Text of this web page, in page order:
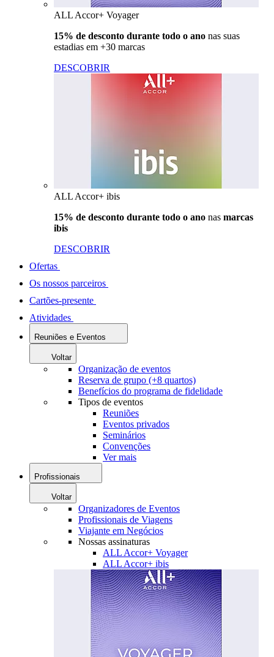
ALL Accor+ Voyager
15% de desconto durante todo o ano nas suas
estadias em +30 marcas
DESCOBRIR
ALL Accor+ ibis
15% de desconto durante todo o ano nas marcas
ibis
DESCOBRIR
Ofertas
Os nossos parceiros
Cartões-presente
Atividades
Reuniões e Eventos
Voltar
Organização de eventos
Reserva de grupo (+8 quartos)
Benefícios do programa de fidelidade
Tipos de eventos
Reuniões
Eventos privados
Seminários
Convenções
Ver mais
Profissionais
Voltar
Organizadores de Eventos
Profissionais de Viagens
Viajante em Negócios
Nossas assinaturas
ALL Accor+ Voyager
ALL Accor+ ibis